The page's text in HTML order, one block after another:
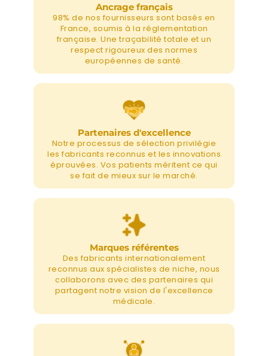
Ancrage français
98% de nos fournisseurs sont basés en
France, soumis à la réglementation
française. Une traçabilité totale et un
respect rigoureux des normes
européennes de santé.
Partenaires d'excellence
Notre processus de sélection privilégie
les fabricants reconnus et les innovations
éprouvées. Vos patients méritent ce qui
se fait de mieux sur le marché.
Marques référentes
Des fabricants internationalement
reconnus aux spécialistes de niche, nous
collaborons avec des partenaires qui
partagent notre vision de l'excellence
médicale.